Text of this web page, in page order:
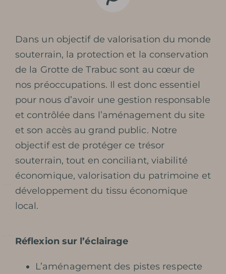
Dans un objectif de valorisation du monde
souterrain, la protection et la conservation
de la Grotte de Trabuc sont au cœur de
nos préoccupations. Il est donc essentiel
pour nous d’avoir une gestion responsable
et contrôlée dans l’aménagement du site
et son accès au grand public. Notre
objectif est de protéger ce trésor
souterrain, tout en conciliant, viabilité
économique, valorisation du patrimoine et
développement du tissu économique
local.
Réflexion sur l’éclairage
L’aménagement des pistes respecte